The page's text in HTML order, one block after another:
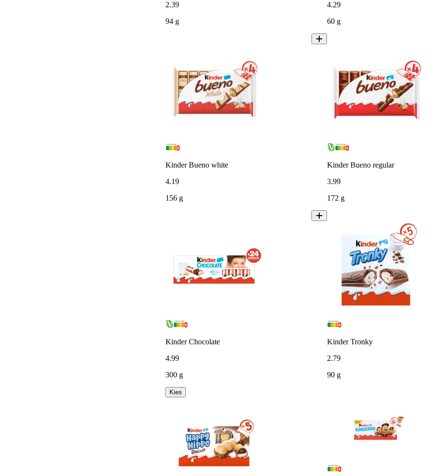
2.39
94 g
4.29
60 g
Kinder Bueno white
4.19
156 g
Kinder Bueno regular
3.99
172 g
Kinder Chocolate
4.99
300 g
Kies
Kinder Tronky
2.79
90 g